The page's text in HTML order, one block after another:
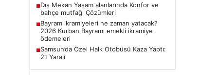
■Dış Mekan Yaşam alanlarında Konfor ve
bahçe mutfağı Çözümleri
■Bayram ikramiyeleri ne zaman yatacak?
2026 Kurban Bayramı emekli ikramiye
ödemeleri
■Samsun’da Özel Halk Otobüsü Kaza Yaptı:
21 Yaralı